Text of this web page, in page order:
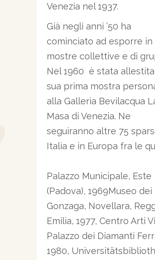
Venezia nel 1937.
Già negli anni ’50 ha
cominciato ad esporre in
mostre collettive e di
Nel 1960 è stata
sua prima mostra
alla Galleria Bevilacqua
Masa di Venezia. Ne
seguiranno altre 75
Italia e in Europa fra le
Palazzo Municipale, Este
(Padova), 1969Museo dei
Gonzaga, Novellara,
Emilia, 1977, Centro Arti
Palazzo dei Diamanti
1980,